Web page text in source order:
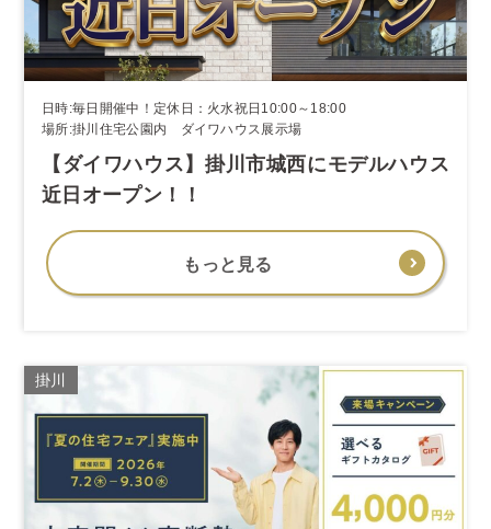
日時:毎日開催中！定休日：火水祝日10:00～18:00
場所:掛川住宅公園内 ダイワハウス展示場
【ダイワハウス】掛川市城西にモデルハウス
近日オープン！！
もっと見る
掛川